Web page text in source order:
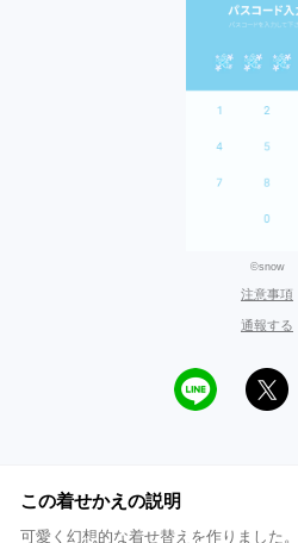
©snow
注意事項
通報する
この着せかえの説明
可愛く幻想的な着せ替えを作りました。